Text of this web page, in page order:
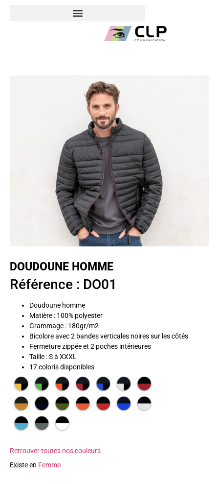
DOUDOUNE HOMME
Référence : DO01
Doudoune homme
Matière : 100% polyester
Grammage : 180gr/m2
Bicolore avec 2 bandes verticales noires sur les côtés
Fermeture zippée et 2 poches intérieures
Taille : S à XXXL
17 coloris disponibles
Retrouver toutes nos couleurs
Existe en Femme